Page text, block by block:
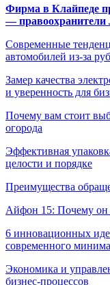
Фирма в Клайпеде
— правоохранители
Современные
автомобилей из-за
Замер качества
и уверенность для
Почему вам стоит
огорода
Эффективная
целости и порядке
Преимущества
Айфон 15: Почему он
6 инновационных
современного
Экономика и
бизнес-процессов